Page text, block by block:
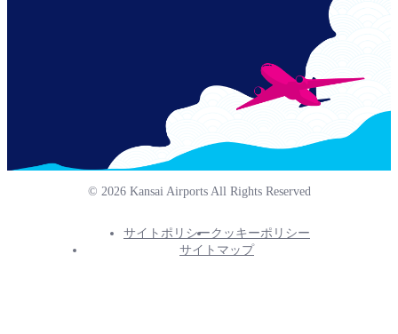
© 2026 Kansai Airports All Rights Reserved
サイトポリシークッキーポリシー
サイトマップ